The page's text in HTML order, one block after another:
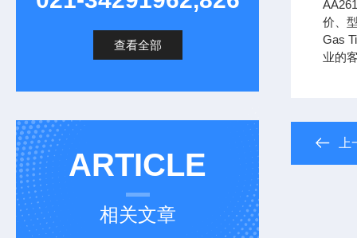
查看全部
ARTICLE
相关文章
价、
Gas
业的